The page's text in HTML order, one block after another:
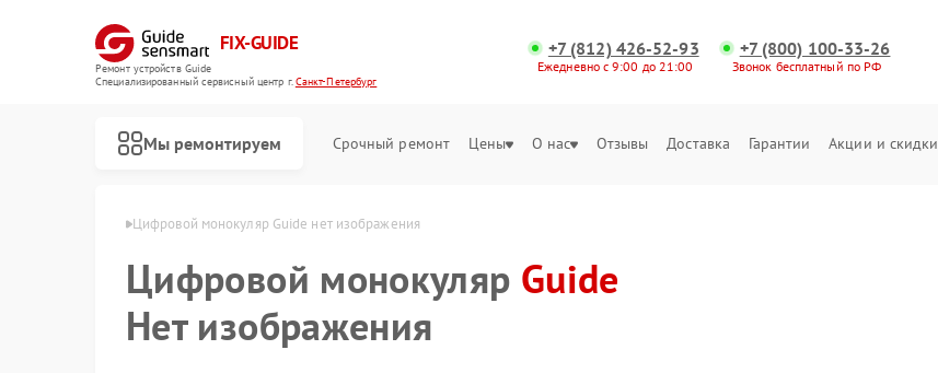
FIX-GUIDE
Ремонт устройств Guide
Специализированный cервисный центр г.Санкт-Петербург
+7 (812) 426-52-93
Ежедневно с 9:00 до 21:00
+7 (800) 100-33-26
Звонок бесплатный по РФ
Мы ремонтируем Срочный ремонт Цены О нас Отзывы Доставка Гарантии Акции и скидки
Цифровой монокуляр Guide нет изображения
Цифровой монокуляр Guide
Нет изображения